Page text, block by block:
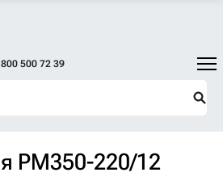
500 72 39
PM350-220/12